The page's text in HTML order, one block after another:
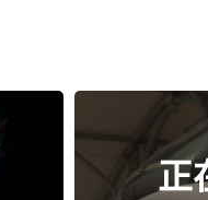
正